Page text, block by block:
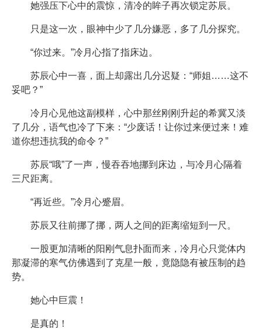
她强压下心中的震惊，清冷的眸子再次锁定苏辰。
只是这一次，眼神中少了几分嫌恶，多了几分探究。
“你过来。”冷月心指了指床边。
苏辰心中一喜，面上却露出几分迟疑：“师姐……这不
妥吧？”
冷月心见他这副模样，心中那丝刚刚升起的希冀又淡
了几分，语气也冷了下来：“少废话！让你过来便过来！难
道你想违抗我的命令？”
苏辰“哦”了一声，慢吞吞地挪到床边，与冷月心隔着
三尺距离。
“再近些。”冷月心蹙眉。
苏辰又往前挪了挪，两人之间的距离缩短到一尺。
一股更加清晰的阳刚气息扑面而来，冷月心只觉体内
那凝滞的寒气仿佛遇到了克星一般，竟隐隐有被压制的趋
势。
她心中巨震！
是真的！